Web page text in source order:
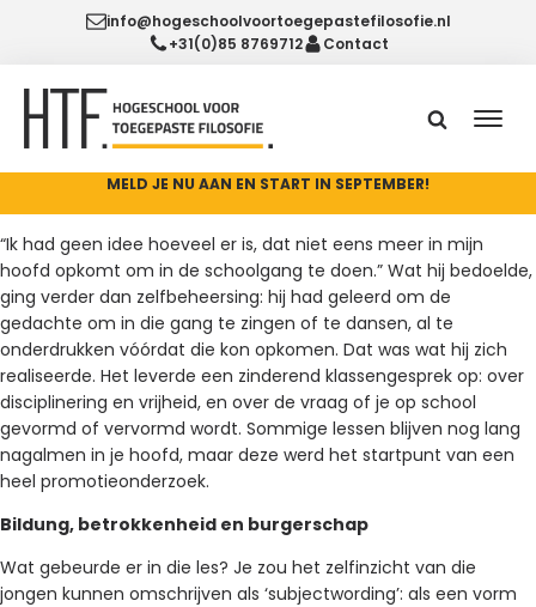
info@hogeschoolvoortoegepastefilosofie.nl
+31(0)85 8769712
Contact
MELD JE NU AAN EN START IN SEPTEMBER!
“Ik had geen idee hoeveel er is, dat niet eens meer in mijn
hoofd opkomt om in de schoolgang te doen.” Wat hij bedoelde,
ging verder dan zelfbeheersing: hij had geleerd om de
gedachte om in die gang te zingen of te dansen, al te
onderdrukken vóórdat die kon opkomen. Dat was wat hij zich
realiseerde. Het leverde een zinderend klassengesprek op: over
disciplinering en vrijheid, en over de vraag of je op school
gevormd of vervormd wordt. Sommige lessen blijven nog lang
nagalmen in je hoofd, maar deze werd het startpunt van een
heel promotieonderzoek.
Bildung, betrokkenheid en burgerschap
Wat gebeurde er in die les? Je zou het zelfinzicht van die
jongen kunnen omschrijven als ‘subjectwording’: als een vorm